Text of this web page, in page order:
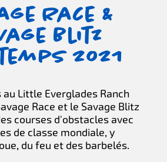
Race &
Blitz
2021
Little Everglades Ranch
Race et le Savage Blitz
courses d'obstacles avec
de classe mondiale, y
du feu et des barbelés.